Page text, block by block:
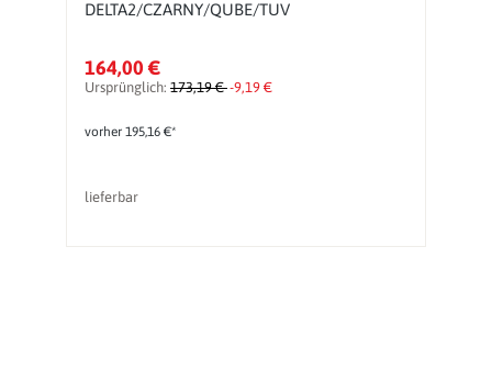
DELTA2/CZARNY/QUBE/TUV
164,00 €
Ursprünglich: 173,19 €-9,19 €
vorher 195,16 €*
lieferbar